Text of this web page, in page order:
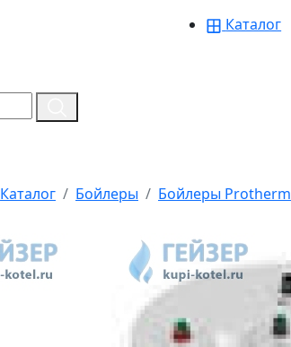
Каталог
Каталог Бойлеры Бойлеры Protherm